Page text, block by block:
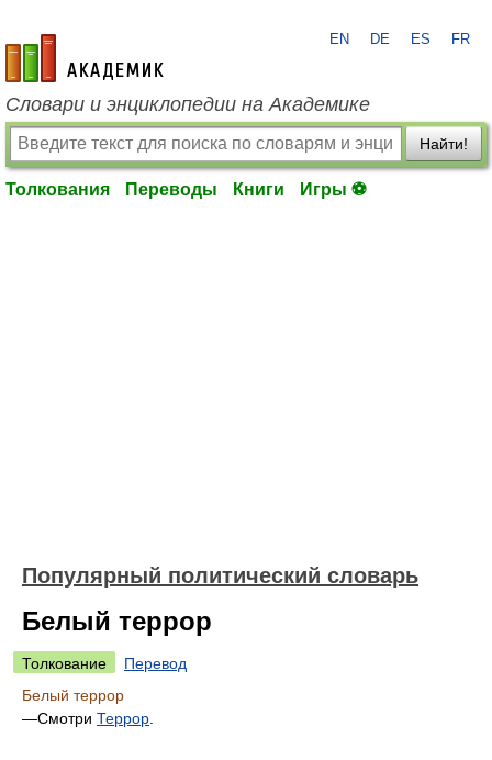
academic.ru
EN DE ES FR
Словари и энциклопедии на Академике
Найти!
Толкования Переводы Книги Игры ⚽
Популярный политический словарь
Белый террор
Толкование
Перевод
Белый террор
—Смотри Террор